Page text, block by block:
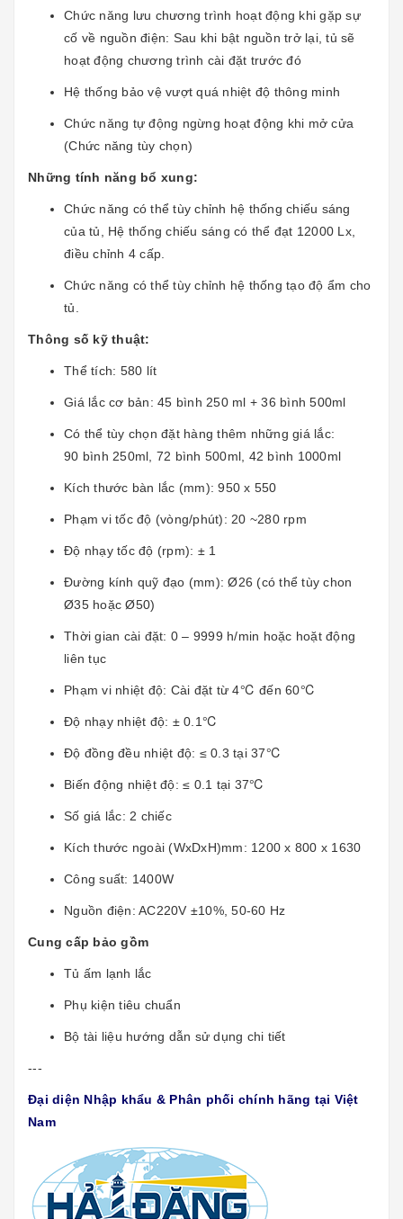
Chức năng lưu chương trình hoạt động khi gặp sự
cố về nguồn điện: Sau khi bật nguồn trở lại, tủ sẽ
hoạt động chương trình cài đặt trước đó
Hệ thống bảo vệ vượt quá nhiệt độ thông minh
Chức năng tự động ngừng hoạt động khi mở cửa
(Chức năng tùy chọn)
Những tính năng bổ xung:
Chức năng có thể tùy chỉnh hệ thống chiếu sáng
của tủ, Hệ thống chiếu sáng có thể đạt 12000 Lx,
điều chỉnh 4 cấp.
Chức năng có thể tùy chỉnh hệ thống tạo độ ẩm cho
tủ.
Thông số kỹ thuật:
Thể tích: 580 lít
Giá lắc cơ bản: 45 bình 250 ml + 36 bình 500ml
Có thể tùy chọn đặt hàng thêm những giá lắc:
90 bình 250ml, 72 bình 500ml, 42 bình 1000ml
Kích thước bàn lắc (mm): 950 x 550
Phạm vi tốc độ (vòng/phút): 20 ~280 rpm
Độ nhạy tốc độ (rpm): ± 1
Đường kính quỹ đạo (mm): Ø26 (có thể tùy chon
Ø35 hoặc Ø50)
Thời gian cài đặt: 0 – 9999 h/min hoặc hoặt động
liên tục
Phạm vi nhiệt độ: Cài đặt từ 4℃ đến 60℃
Độ nhạy nhiệt độ: ± 0.1℃
Độ đồng đều nhiệt độ: ≤ 0.3 tại 37℃
Biến động nhiệt độ: ≤ 0.1 tại 37℃
Số giá lắc: 2 chiếc
Kích thước ngoài (WxDxH)mm: 1200 x 800 x 1630
Công suất: 1400W
Nguồn điện: AC220V ±10%, 50-60 Hz
Cung cấp bảo gồm
Tủ ấm lạnh lắc
Phụ kiện tiêu chuẩn
Bộ tài liệu hướng dẫn sử dụng chi tiết
---
Đại diện Nhập khẩu & Phân phối chính hãng tại Việt
Nam